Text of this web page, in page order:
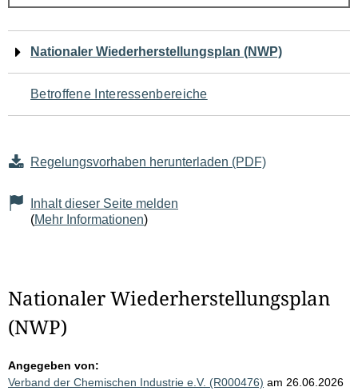
Navigation
für
den
Seiteninhalt
Nationaler Wiederherstellungsplan (NWP)
Betroffene Interessenbereiche
Regelungsvorhaben herunterladen (PDF)
Inhalt dieser Seite melden
(Mehr Informationen)
Nationaler Wiederherstellungsplan
(NWP)
Angegeben von:
Verband der Chemischen Industrie e.V. (R000476) am 26.06.2026